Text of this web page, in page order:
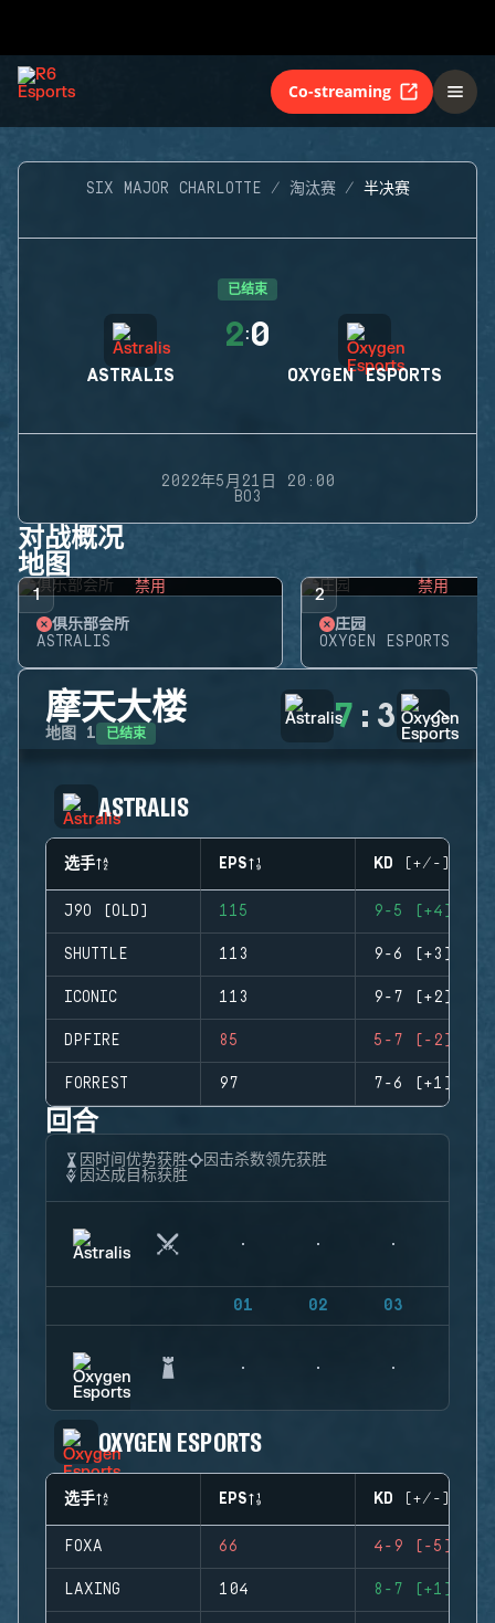
Co-streaming
SIX MAJOR CHARLOTTE 淘汰赛 半决赛
已结束
ASTRALIS
2:0
OXYGEN ESPORTS
2022年5月21日 20:00
BO3
对战概况
地图
1 禁用
俱乐部会所
ASTRALIS
2 禁用
庄园
OXYGEN ESPORTS
摩天大楼
地图 1 已结束 7 : 3
ASTRALIS
选手 EPS KD (+/-)
J9O (OLD) 115 9-5 (+4)
SHUTTLE 113 9-6 (+3)
ICONIC 113 9-7 (+2)
DPFIRE 85 5-7 (-2)
FORREST 97 7-6 (+1)
回合
因时间优势获胜
因击杀数领先获胜
因达成目标获胜
01 02 03
OXYGEN ESPORTS
选手 EPS KD (+/-)
FOXA 66 4-9 (-5)
LAXING 104 8-7 (+1)